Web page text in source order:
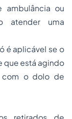
ambulância ou
atender uma
é aplicável se o
que está agindo
com o dolo de